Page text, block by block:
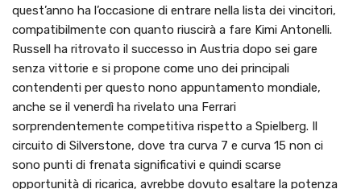
quest’anno ha l’occasione di entrare nella lista dei vincitori,
compatibilmente con quanto riuscirà a fare Kimi Antonelli.
Russell ha ritrovato il successo in Austria dopo sei gare
senza vittorie e si propone come uno dei principali
contendenti per questo nono appuntamento mondiale,
anche se il venerdì ha rivelato una Ferrari
sorprendentemente competitiva rispetto a Spielberg. Il
circuito di Silverstone, dove tra curva 7 e curva 15 non ci
sono punti di frenata significativi e quindi scarse
opportunità di ricarica, avrebbe dovuto esaltare la potenza